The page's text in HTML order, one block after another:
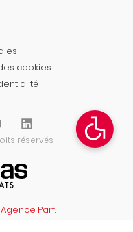
cookies
réservés
Agence Parf.